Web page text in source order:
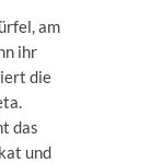
am
ihr
die
das
und